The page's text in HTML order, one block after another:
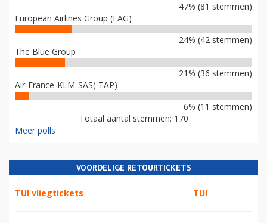
47% (81 stemmen)
European Airlines Group (EAG)
24% (42 stemmen)
The Blue Group
21% (36 stemmen)
Air-France-KLM-SAS(-TAP)
6% (11 stemmen)
Totaal aantal stemmen: 170
Meer polls
VOORDELIGE RETOURTICKETS
TUI vliegtickets TUI